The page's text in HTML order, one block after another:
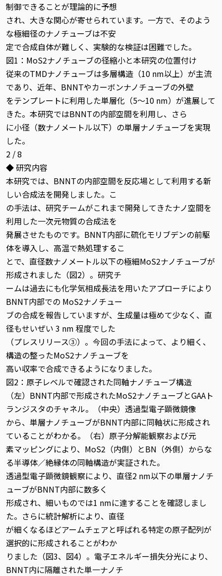
制御できることが理論的に予想
され、大きな関心が寄せられています。一方で、そのよう
な極細径のナノチューブは不安
定で合成自体が難しく、実験的な検証は困難でした。
図1：MoS2ナノチューブの径縮小と本研究の位置付け
従来のTMDナノチューブは多層構造（10 nm以上）が主流
であり、近年、BNNTやカーボンナノチューブの外壁
をテンプレートに利用した単層化（5〜10 nm）が進展して
きた。本研究ではBNNTの内部空間を利用し、さら
に小径（数ナノメートル以下）の単層ナノチューブを実現
した。
2 / 8
◆ 研究内容
本研究では、BNNTの内部空間を反応場として利用する新
しい合成法を開発しました。こ
の手法は、研究チームがこれまで開発してきたナノ空間を
利用した一次元物質の合成法を
発展させたものです。BNNT内部に硫化モリブデンの前駆
体を導入し、高温で熱処理するこ
とで、直径数ナノメートル以下の極細MoS2ナノチューブが
形成されました（図2）。研究チ
ームは過去にも化学気相成長法を用いたアプローチにより
BNNT内部での MoS2ナノチュー
ブの合成を報告していますが、生成量は極めて少なく、直
径もせいぜい 3 nm 程度でした
（プレスリリース③）。今回の手法によって、より細く、
構造の整ったMoS2ナノチューブを
高い収率で合成できるようになりました。
図2：原子レベルで確認された同軸ナノチューブ構造
（左）BNNT内部で形成されたMoS2ナノチューブとGAAト
ランジスタのチャネル。（中央）透過型電子顕微鏡像
から、単層ナノチューブがBNNT内部に同軸状に形成され
ていることがわかる。（右）原子分解能観察および元
素マッピングにより、MoS2（内側）とBN（外側）からな
る半導体／絶縁体の同軸構造が実証された。
透過型電子顕微鏡観察により、直径2 nm以下の単層ナノチ
ューブがBNNT内部に数多く
形成され、細いものでは1 nmに達することを確認しまし
た。さらに統計解析により、直径
が細くなるほどアームチェアと呼ばれる特定の原子配列が
選択的に形成されることがわか
りました（図3、図4）。電子エネルギー損失分光により、
BNNT内に隔離された単一ナノチ